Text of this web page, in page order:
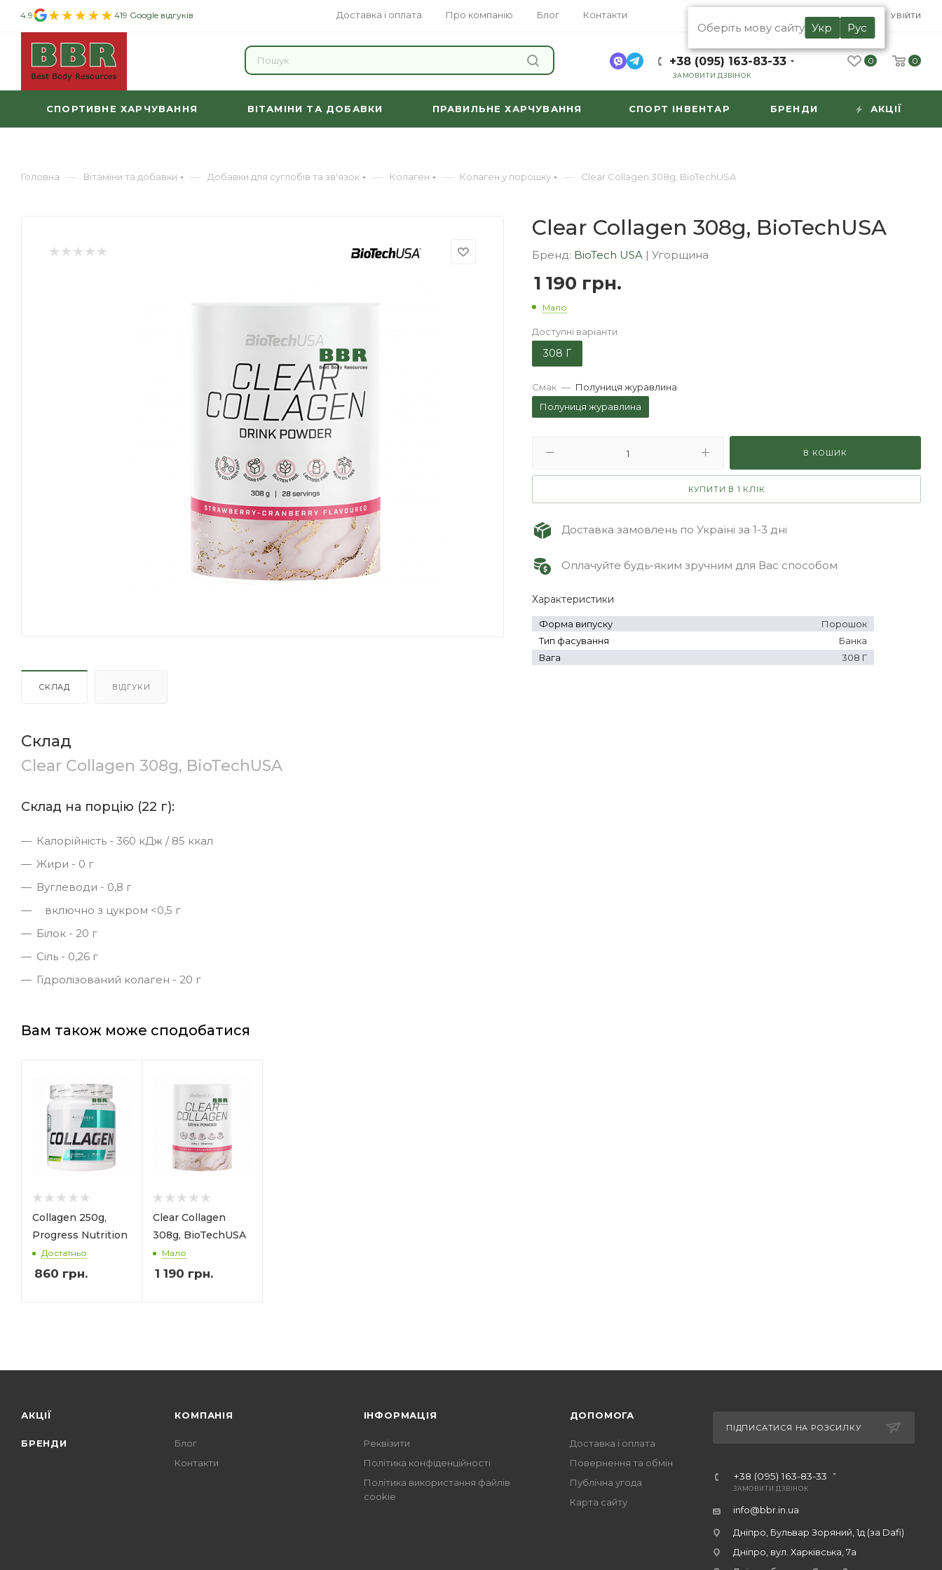
Доставка і оплата Про компанію Блог Контакти
4.9 419 Google відгуків RU
Оберіть мову сайту Укр Рус
УВІЙТИ
+38 (095) 163-83-33
ЗАМОВИТИ ДЗВІНОК
0 0
СПОРТИВНЕ ХАРЧУВАННЯ ВІТАМІНИ ТА ДОБАВКИ ПРАВИЛЬНЕ ХАРЧУВАННЯ СПОРТ ІНВЕНТАР БРЕНДИ АКЦІЇ
Головна — Вітаміни та добавки — Добавки для суглобів та зв'язок — Колаген — Колаген у порошку — Clear Collagen 308g, BioTechUSA
СКЛАД ВІДГУКИ
Склад
Clear Collagen 308g, BioTechUSA
Склад на порцію (22 г):
Калорійність - 360 кДж / 85 ккал
Жири - 0 г
Вуглеводи - 0,8 г
включно з цукром <0,5 г
Білок - 20 г
Сіль - 0,26 г
Гідролізований колаген - 20 г
Вам також може сподобатися
Collagen 250g,
Progress Nutrition
Достатньо
860 грн.
Clear Collagen
308g, BioTechUSA
Мало
1 190 грн.
Clear Collagen 308g, BioTechUSA
Бренд: BioTech USA | Угорщина
1 190 грн.
Мало
Доступні варіанти
308 Г
Смак — Полуниця журавлина
Полуниця журавлина
В КОШИК
КУПИТИ В 1 КЛІК
Доставка замовлень по Україні за 1-3 дні
Оплачуйте будь-яким зручним для Вас способом
Характеристики
Форма випуску
Порошок
Тип фасування
Банка
Вага
308 Г
АКЦІЇ
БРЕНДИ
КОМПАНІЯ
Блог
Контакти
ІНФОРМАЦІЯ
Реквізити
Політика конфіденційності
Політика використання файлів
cookie
ДОПОМОГА
Доставка і оплата
Повернення та обмін
Публічна угода
Карта сайту
ПІДПИСАТИСЯ НА РОЗСИЛКУ
+38 (095) 163-83-33
ЗАМОВИТИ ДЗВІНОК
info@bbr.in.ua
Дніпро, Бульвар Зоряний, 1д (за Dafi)
Дніпро, вул. Харківська, 7а